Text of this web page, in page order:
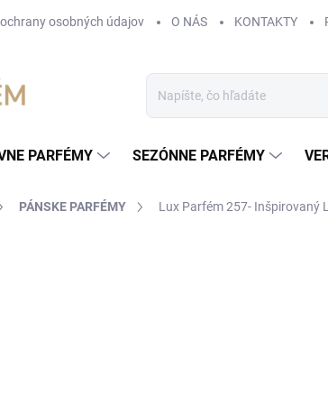
osobných údajov O NÁS KONTAKTY
PARFÉMY SEZÓNNE PARFÉMY
PÁNSKE PARFÉMY Lux Parfém 257- Inšpirovaný